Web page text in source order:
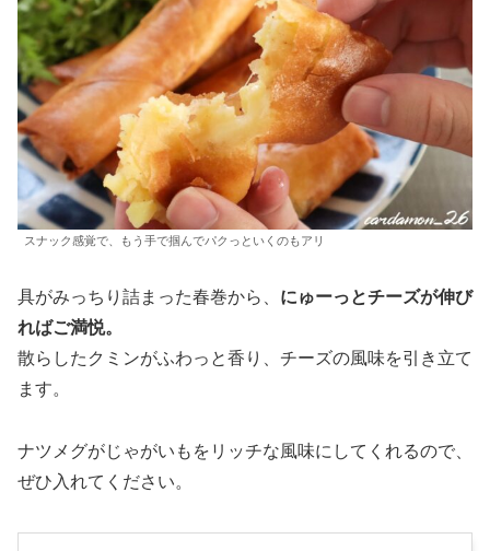
スナック感覚で、もう手で掴んでパクっといくのもアリ
具がみっちり詰まった春巻から、 にゅーっとチーズが伸び
ればご満悦。
散らしたクミンがふわっと香り、チーズの風味を引き立て
ます。
ナツメグがじゃがいもをリッチな風味にしてくれるので、
ぜひ入れてください。